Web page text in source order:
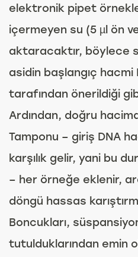
elektronik pipet
içermeyen su (5 µl ön
aktaracaktır, böylece
asidin başlangıç
tarafından önerildiği
Ardından, doğru
Tamponu – giriş DNA
karşılık gelir, yani bu
– her örneğe eklenir,
döngü hassas
Boncukları,
tutulduklarından emin